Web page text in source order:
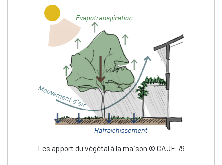
Les apport du végétal à la maison © CAUE 79